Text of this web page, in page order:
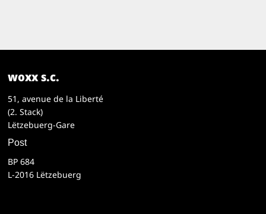
woxx s.c.
51, avenue de la Liberté
(2. Stack)
Lëtzebuerg-Gare
Post
BP 684
L-2016 Lëtzebuerg